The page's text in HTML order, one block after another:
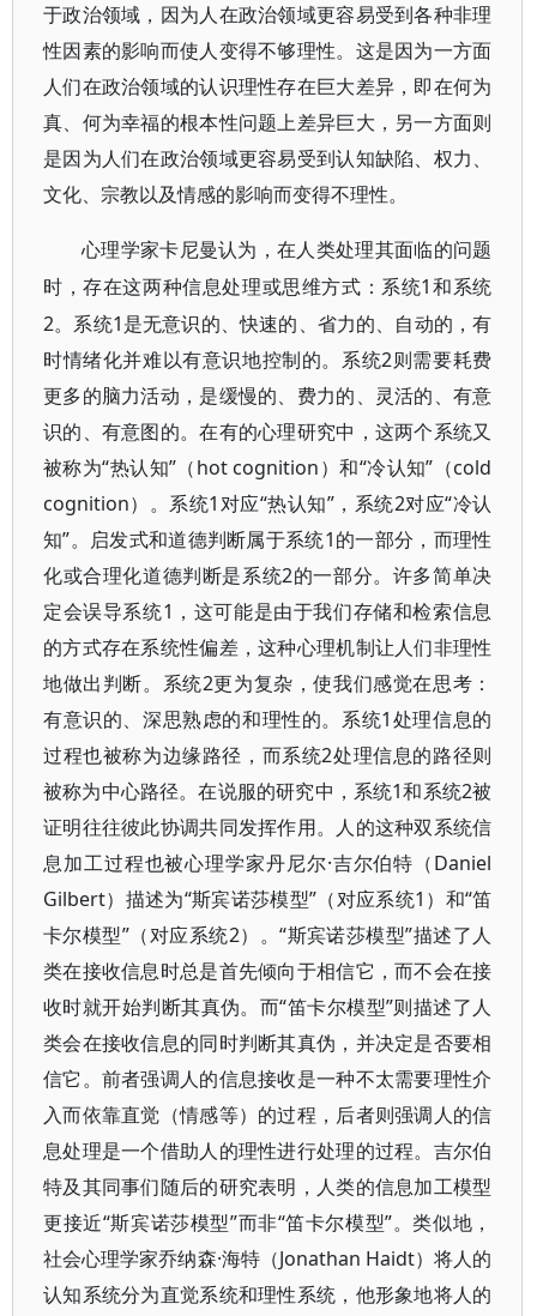
于政治领域，因为人在政治领域更容易受到各种非理
性因素的影响而使人变得不够理性。这是因为一方面
人们在政治领域的认识理性存在巨大差异，即在何为
真、何为幸福的根本性问题上差异巨大，另一方面则
是因为人们在政治领域更容易受到认知缺陷、权力、
文化、宗教以及情感的影响而变得不理性。
心理学家卡尼曼认为，在人类处理其面临的问题
时，存在这两种信息处理或思维方式：系统1和系统
2。系统1是无意识的、快速的、省力的、自动的，有
时情绪化并难以有意识地控制的。系统2则需要耗费
更多的脑力活动，是缓慢的、费力的、灵活的、有意
识的、有意图的。在有的心理研究中，这两个系统又
被称为“热认知”（hot cognition）和“冷认知”（cold
cognition）。系统1对应“热认知”，系统2对应“冷认
知”。启发式和道德判断属于系统1的一部分，而理性
化或合理化道德判断是系统2的一部分。许多简单决
定会误导系统1，这可能是由于我们存储和检索信息
的方式存在系统性偏差，这种心理机制让人们非理性
地做出判断。系统2更为复杂，使我们感觉在思考：
有意识的、深思熟虑的和理性的。系统1处理信息的
过程也被称为边缘路径，而系统2处理信息的路径则
被称为中心路径。在说服的研究中，系统1和系统2被
证明往往彼此协调共同发挥作用。人的这种双系统信
息加工过程也被心理学家丹尼尔·吉尔伯特（Daniel
Gilbert）描述为“斯宾诺莎模型”（对应系统1）和“笛
卡尔模型”（对应系统2）。“斯宾诺莎模型”描述了人
类在接收信息时总是首先倾向于相信它，而不会在接
收时就开始判断其真伪。而“笛卡尔模型”则描述了人
类会在接收信息的同时判断其真伪，并决定是否要相
信它。前者强调人的信息接收是一种不太需要理性介
入而依靠直觉（情感等）的过程，后者则强调人的信
息处理是一个借助人的理性进行处理的过程。吉尔伯
特及其同事们随后的研究表明，人类的信息加工模型
更接近“斯宾诺莎模型”而非“笛卡尔模型”。类似地，
社会心理学家乔纳森·海特（Jonathan Haidt）将人的
认知系统分为直觉系统和理性系统，他形象地将人的